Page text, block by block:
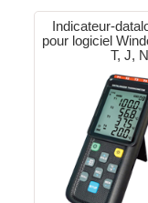
Indicateur-
pour logiciel
T, J,